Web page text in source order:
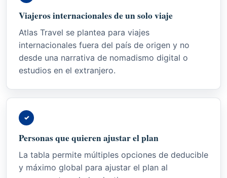
Viajeros internacionales de un solo viaje
Atlas Travel se plantea para viajes
internacionales fuera del país de origen y no
desde una narrativa de nomadismo digital o
estudios en el extranjero.
✓
Personas que quieren ajustar el plan
La tabla permite múltiples opciones de deducible
y máximo global para ajustar el plan al